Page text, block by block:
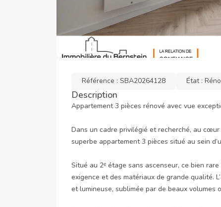
Référence : SBA20264128 État :
Description
Appartement 3 pièces rénové avec vue
Dans un cadre privilégié et recherché, au
superbe appartement 3 pièces situé au sein
Situé au 2ᵉ étage sans ascenseur, ce bien
exigence et des matériaux de grande qualité.
et lumineuse, sublimée par de beaux